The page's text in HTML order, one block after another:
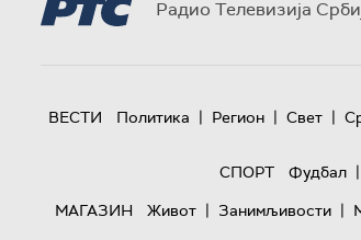
Радио Телевизија
ВЕСТИ Политика | Регион | Свет |
СПОРТ
Фудбал |
МАГАЗИН
Живот | Занимљивости |